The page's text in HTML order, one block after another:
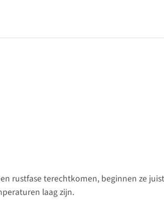
rustfase terechtkomen, beginnen ze
laag zijn.